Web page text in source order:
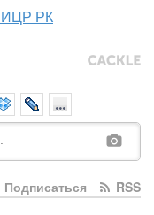
РК
RSS
Подписаться